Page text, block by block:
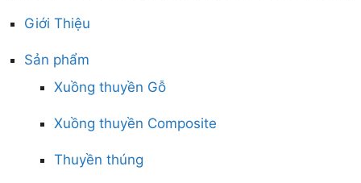
Giới Thiệu
Sản phẩm
Xuồng thuyền Gỗ
Xuồng thuyền Composite
Thuyền thúng